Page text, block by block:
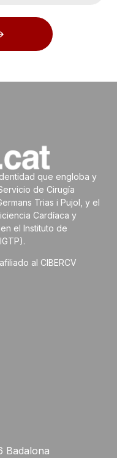
que engloba y
de Cirugía
Trias i Pujol, y el
Cardíaca y
el Instituto de
al CIBERCV
Badalona